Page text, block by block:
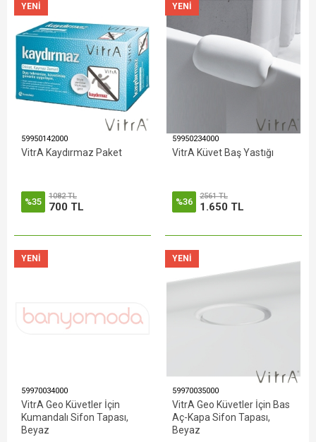
YENI
59950142000
VitrA Kaydırmaz Paket
%35
1082 TL
700 TL
YENI
59950234000
VitrA Küvet Baş Yastığı
%36
2561 TL
1.650 TL
YENI
59970034000
VitrA Geo Küvetler İçin
Kumandalı Sifon Tapası,
Beyaz
YENI
59970035000
VitrA Geo Küvetler İçin Bas
Aç-Kapa Sifon Tapası,
Beyaz